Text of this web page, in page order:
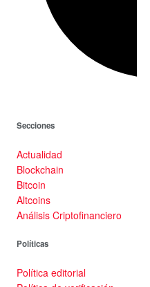
Secciones
Actualidad
Blockchain
Bitcoin
Altcoins
Análisis Criptofinanciero
Políticas
Política editorial